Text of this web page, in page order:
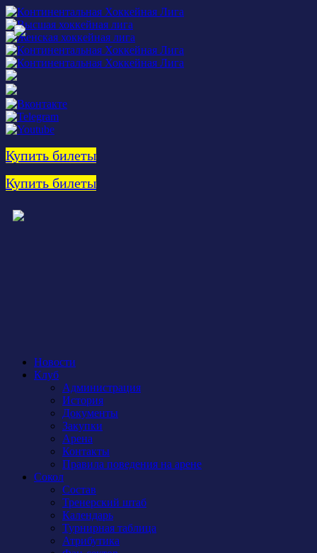
Купить билеты
Купить билеты
Новости
Клуб
Администрация
История
Документы
Закупки
Арена
Контакты
Правила поведения на арене
Сокол
Состав
Тренерский штаб
Календарь
Турнирная таблица
Атрибутика